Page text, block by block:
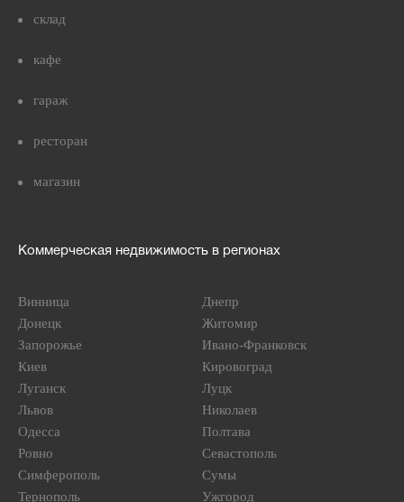
склад
кафе
гараж
ресторан
магазин
Коммерческая недвижимость в регионах
Винница
Днепр
Донецк
Житомир
Запорожье
Ивано-Франковск
Киев
Кировоград
Луганск
Луцк
Львов
Николаев
Одесса
Полтава
Ровно
Севастополь
Симферополь
Сумы
Тернополь
Ужгород